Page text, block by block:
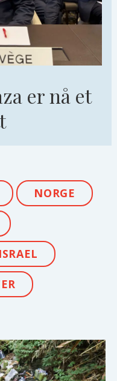
er nå et
NORGE
ISRAEL